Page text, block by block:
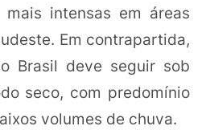
intensas em áreas
Em contrapartida,
Brasil deve seguir sob
seco, com predomínio
volumes de chuva.